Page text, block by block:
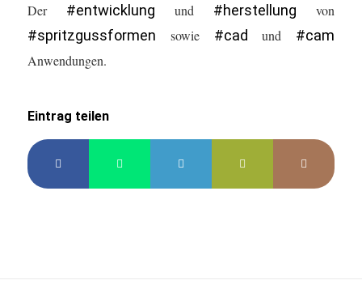
Der #entwicklung und #herstellung von
#spritzgussformen sowie #cad und #cam
Anwendungen.
Eintrag teilen